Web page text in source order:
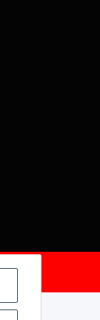
Shop